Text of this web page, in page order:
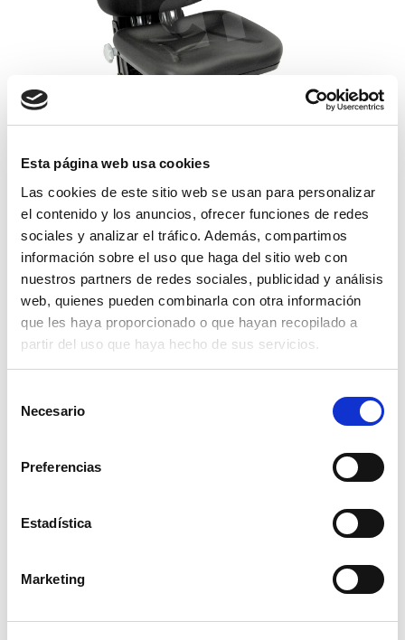
Esta página web usa cookies
Las cookies de este sitio web se usan para personalizar
el contenido y los anuncios, ofrecer funciones de redes
sociales y analizar el tráfico. Además, compartimos
información sobre el uso que haga del sitio web con
nuestros partners de redes sociales, publicidad y análisis
web, quienes pueden combinarla con otra información
que les haya proporcionado o que hayan recopilado a
partir del uso que haya hecho de sus servicios.
Necesario
Preferencias
Estadística
Marketing
asiento serie 81 pvc guia
150,04€ comprar